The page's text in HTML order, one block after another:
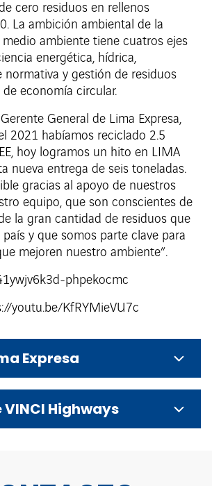
cero residuos en rellenos
La ambición ambiental de la
ambiente tiene cuatros ejes
energética, hídrica,
y gestión de residuos
economía circular.
General de Lima Expresa,
2021 habíamos reciclado 2.5
hoy logramos un hito en LIMA
nueva entrega de seis toneladas.
gracias al apoyo de nuestros
equipo, que son conscientes de
la gran cantidad de residuos que
y que somos parte clave para
mejoren nuestro ambiente”.
youtu.be/KfRYMieVU7c
Expresa
Highways